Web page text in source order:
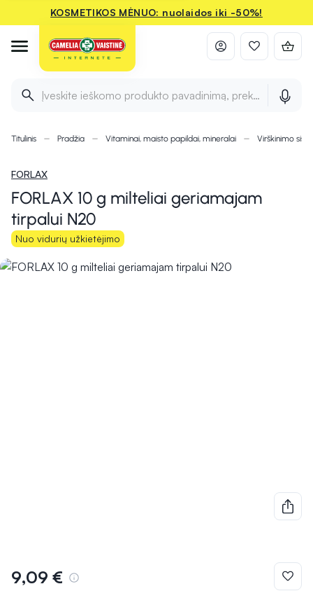
KOSMETIKOS MĖNUO: nuolaidos iki -50%!
Įveskite ieškomo produkto pavadinimą, prekės ženklą ir
Titulinis Pradžia Vitaminai, maisto papildai, mineralai Virškinimo
FORLAX
FORLAX 10 g milteliai geriamajam
tirpalui N20
Nuo vidurių užkietėjimo
9,09 €